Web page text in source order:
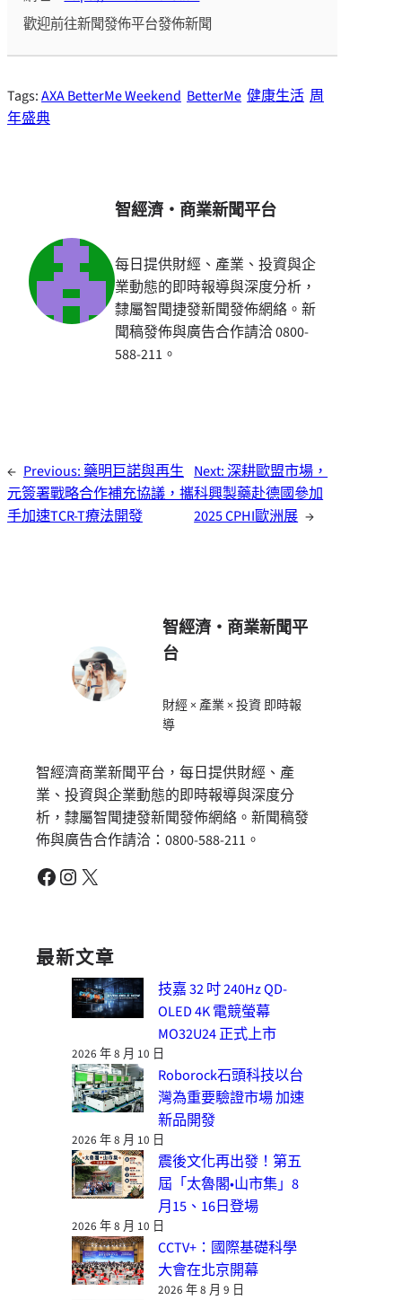
歡迎前往新聞發佈平台發佈新聞
Tags:AXA BetterMe Weekend BetterMe 健康生活 周
年盛典
智經濟・商業新聞平台
每日提供財經、產業、投資與企
業動態的即時報導與深度分析，
隸屬智聞捷發新聞發佈網絡。新
聞稿發佈與廣告合作請洽 0800-
588-211。
← Previous: 藥明巨諾與再生
元簽署戰略合作補充協議，攜
手加速TCR-T療法開發
Next:深耕歐盟市場，
科興製藥赴德國參加
2025 CPHI歐洲展 →
智經濟・商業新聞平
台
財經 × 產業 × 投資 即時報
導
智經濟商業新聞平台，每日提供財經、產
業、投資與企業動態的即時報導與深度分
析，隸屬智聞捷發新聞發佈網絡。新聞稿發
佈與廣告合作請洽：0800-588-211。
Facebook Instagram X
最新文章
技嘉 32 吋 240Hz QD-
OLED 4K 電競螢幕
MO32U24 正式上市
2026 年 8 月 10 日
Roborock石頭科技以台
灣為重要驗證市場 加速
新品開發
2026 年 8 月 10 日
震後文化再出發！第五
屆「太魯閣•山市集」8
月15、16日登場
2026 年 8 月 10 日
CCTV+：國際基礎科學
大會在北京開幕
2026 年 8 月 9 日